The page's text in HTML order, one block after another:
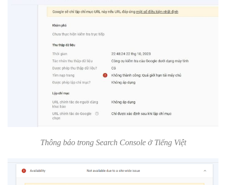
Thông báo trong Search Console ở Tiếng Việt